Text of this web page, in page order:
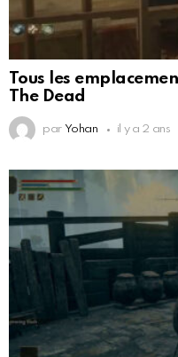
Tous les
The Dead
par Yohan il y a 2 ans